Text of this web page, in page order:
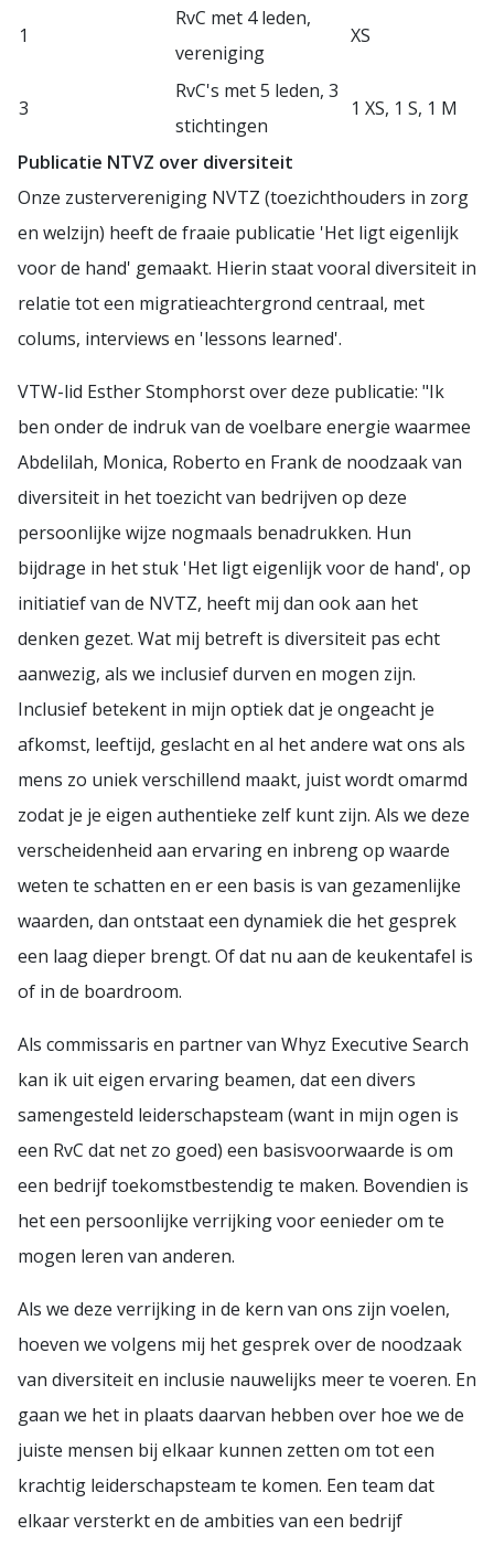
1
RvC met 4 leden,
vereniging
XS
3
RvC's met 5 leden, 3
stichtingen
1 XS, 1 S, 1 M
Publicatie NTVZ over diversiteit
Onze zustervereniging NVTZ (toezichthouders in zorg
en welzijn) heeft de fraaie publicatie 'Het ligt eigenlijk
voor de hand' gemaakt. Hierin staat vooral diversiteit in
relatie tot een migratieachtergrond centraal, met
colums, interviews en 'lessons learned'.
VTW-lid Esther Stomphorst over deze publicatie: "Ik
ben onder de indruk van de voelbare energie waarmee
Abdelilah, Monica, Roberto en Frank de noodzaak van
diversiteit in het toezicht van bedrijven op deze
persoonlijke wijze nogmaals benadrukken. Hun
bijdrage in het stuk 'Het ligt eigenlijk voor de hand', op
initiatief van de NVTZ, heeft mij dan ook aan het
denken gezet. Wat mij betreft is diversiteit pas echt
aanwezig, als we inclusief durven en mogen zijn.
Inclusief betekent in mijn optiek dat je ongeacht je
afkomst, leeftijd, geslacht en al het andere wat ons als
mens zo uniek verschillend maakt, juist wordt omarmd
zodat je je eigen authentieke zelf kunt zijn. Als we deze
verscheidenheid aan ervaring en inbreng op waarde
weten te schatten en er een basis is van gezamenlijke
waarden, dan ontstaat een dynamiek die het gesprek
een laag dieper brengt. Of dat nu aan de keukentafel is
of in de boardroom.
Als commissaris en partner van Whyz Executive Search
kan ik uit eigen ervaring beamen, dat een divers
samengesteld leiderschapsteam (want in mijn ogen is
een RvC dat net zo goed) een basisvoorwaarde is om
een bedrijf toekomstbestendig te maken. Bovendien is
het een persoonlijke verrijking voor eenieder om te
mogen leren van anderen.
Als we deze verrijking in de kern van ons zijn voelen,
hoeven we volgens mij het gesprek over de noodzaak
van diversiteit en inclusie nauwelijks meer te voeren. En
gaan we het in plaats daarvan hebben over hoe we de
juiste mensen bij elkaar kunnen zetten om tot een
krachtig leiderschapsteam te komen. Een team dat
elkaar versterkt en de ambities van een bedrijf